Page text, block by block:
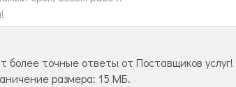
точные ответы от Поставщиков услуг!
размера: 15 МБ.